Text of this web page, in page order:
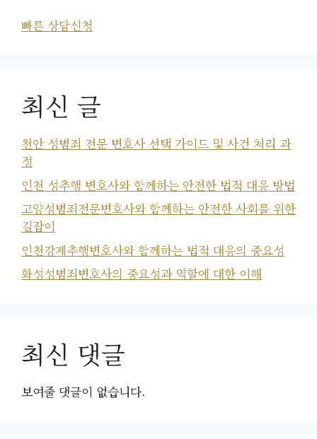
빠른 상담신청
최신 글
천안 성범죄 전문 변호사 선택 가이드 및 사건 처리 과
정
인천 성추행 변호사와 함께하는 안전한 법적 대응 방법
고양성범죄전문변호사와 함께하는 안전한 사회를 위한
길잡이
인천강제추행변호사와 함께하는 법적 대응의 중요성
화성성범죄변호사의 중요성과 역할에 대한 이해
최신 댓글
보여줄 댓글이 없습니다.